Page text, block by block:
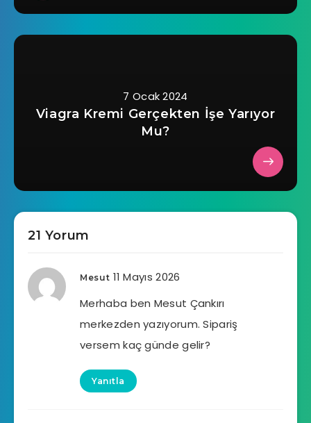
7 Ocak 2024
Viagra Kremi Gerçekten İşe Yarıyor
Mu?
21 Yorum
Mesut 11 Mayıs 2026
Merhaba ben Mesut Çankırı
merkezden yazıyorum. Sipariş
versem kaç günde gelir?
Yanıtla